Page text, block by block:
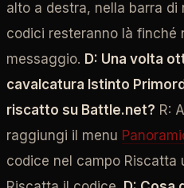
alto a destra, nella barra di
codici resteranno là finché
messaggio. D: Una volta
cavalcatura Istinto
riscatto su Battle.net? R:
raggiungi il menu
codice nel campo Riscatta